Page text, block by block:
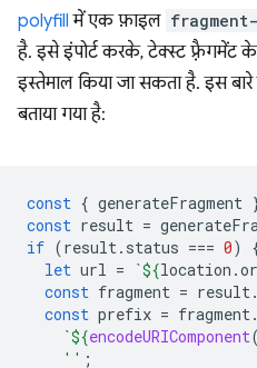
polyfill में एक फ़ाइल
है. इसे इंपोर्ट करके, टेक्स्ट
इस्तेमाल किया जा सकता है. इस
बताया गया है:
const { generateFragment
const result =
if (result . status === 0)
let url = `${location .
const fragment = result .
const prefix = fragment .
`${encodeURIComponent(
'' ;